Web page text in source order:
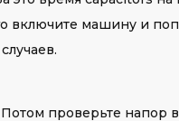
включите машину и
проверьте напор